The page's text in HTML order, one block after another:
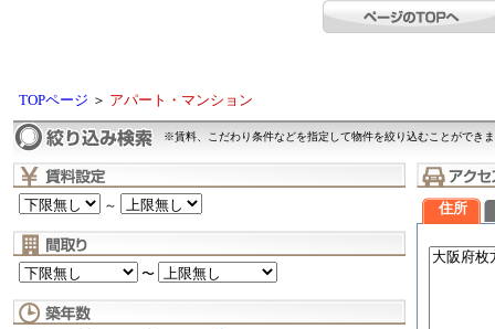
TOPページ ＞ アパート・マンション
※賃料、こだわり条件などを指定して物件を絞り込むことができ
～
〜
住所